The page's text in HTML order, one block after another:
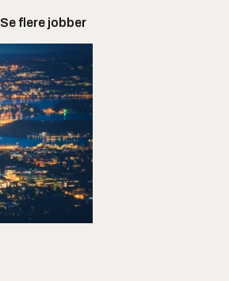
Se flere jobber